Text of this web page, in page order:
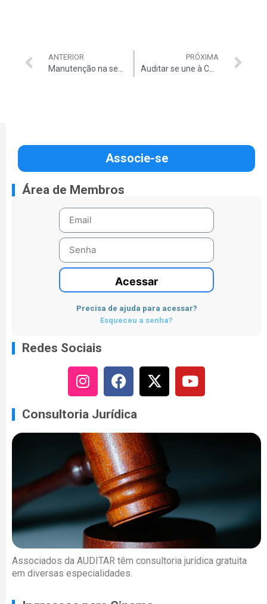
ANTERIOR
Manutenção na sede da Auditar em andamento e colaboradores seguem trabalhando remotamente
PRÓXIMA
Auditar se une à Campanha de Solidariedade pelas vítimas das enchentes no Rio Grande do Sul
Associe-se
Área de Membros
Acessar
Precisa de ajuda para acessar?
Esqueceu a senha?
Redes Sociais
Consultoria Jurídica
Associados da AUDITAR têm consultoria jurídica gratuita
em diversas especialidades.